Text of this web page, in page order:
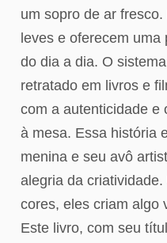
um sopro de ar
leves e oferecem
do dia a dia. O
retratado em livros e
com a autenticidade e
à mesa. Essa história
menina e seu avô
alegria da
cores, eles criam algo
Este livro, com seu